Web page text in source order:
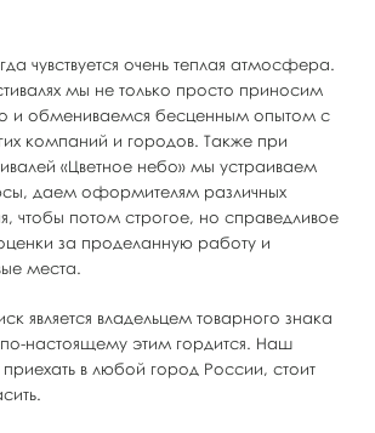
чувствуется очень теплая атмосфера.
мы не только просто приносим
и обмениваемся бесценным опытом с
компаний и городов. Также при
«Цветное небо» мы устраиваем
даем оформителям различных
чтобы потом строгое, но справедливое
за проделанную работу и
места.
является владельцем товарного знака
настоящему этим гордится. Наш
в любой город России, стоит